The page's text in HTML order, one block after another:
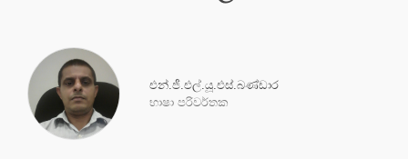
එන්.ජී.එල්.යූ.එස්.බණ්ඩාර
භාෂා පරිවර්තක